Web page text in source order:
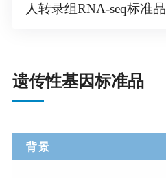
人转录组RNA-seq标准品
遗传性基因标准品
背景